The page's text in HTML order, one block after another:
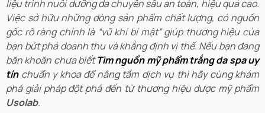
liệu trình nuôi dưỡng da chuyên sâu an toàn, hiệu quả cao.
Việc sở hữu những dòng sản phẩm chất lượng, có nguồn
gốc rõ ràng chính là “vũ khí bí mật” giúp thương hiệu của
bạn bứt phá doanh thu và khẳng định vị thế. Nếu bạn đang
băn khoăn chưa biếtTìm nguồn mỹ phẩm trắng da spa uy
tínchuẩn y khoa để nâng tầm dịch vụ thì hãy cùng khám
phá giải pháp đột phá đến từ thương hiệu dược mỹ phẩm
Usolab.